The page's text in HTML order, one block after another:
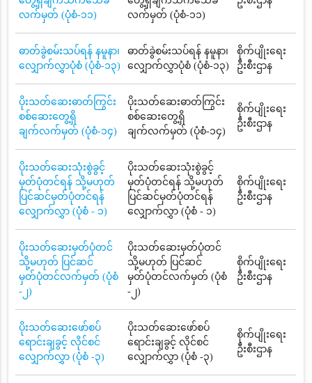
လက်မှတ် (ပုံစံ-၁၁)
လက်မှတ် (ပုံစံ-၁၁)
ဓာတ်ခွဲစမ်းသပ်ရန် နမူနာ၊
လျှောက်လွှာပုံစံ (ပုံစံ-၁၃)
ဓာတ်ခွဲစမ်းသပ်ရန် နမူနာ၊
လျှောက်လွှာပုံစံ (ပုံစံ-၁၃)
စိုက်ပျိုးရေး
ဦးစီးဌာန
ပိုးသတ်ဆေးဓာတ်ကြွင်း
စစ်ဆေးတွေ့ရှိ
ချက်လက်မှတ် (ပုံစံ-၁၄)
ပိုးသတ်ဆေးဓာတ်ကြွင်း
စစ်ဆေးတွေ့ရှိ
ချက်လက်မှတ် (ပုံစံ-၁၄)
စိုက်ပျိုးရေး
ဦးစီးဌာန
ပိုးသတ်ဆေးသုံးစွဲခွင့်
မှတ်ပုံတင်ရန် သို့မဟုတ်
ပြင်ဆင်မှတ်ပုံတင်ရန်
လျှောက်လွှာ (ပုံစံ - ၁)
ပိုးသတ်ဆေးသုံးစွဲခွင့်
မှတ်ပုံတင်ရန် သို့မဟုတ်
ပြင်ဆင်မှတ်ပုံတင်ရန်
လျှောက်လွှာ (ပုံစံ - ၁)
စိုက်ပျိုးရေး
ဦးစီးဌာန
ပိုးသတ်ဆေးမှတ်ပုံတင်
သို့မဟုတ် ပြင်ဆင်
မှတ်ပုံတင်လက်မှတ် (ပုံစံ
-၂)
ပိုးသတ်ဆေးမှတ်ပုံတင်
သို့မဟုတ် ပြင်ဆင်
မှတ်ပုံတင်လက်မှတ် (ပုံစံ
-၂)
စိုက်ပျိုးရေး
ဦးစီးဌာန
ပိုးသတ်ဆေးဖော်စပ်
ရောင်းချခွင့် လိုင်စင်
လျှောက်လွှာ (ပုံစံ -၃)
ပိုးသတ်ဆေးဖော်စပ်
ရောင်းချခွင့် လိုင်စင်
လျှောက်လွှာ (ပုံစံ -၃)
စိုက်ပျိုးရေး
ဦးစီးဌာန